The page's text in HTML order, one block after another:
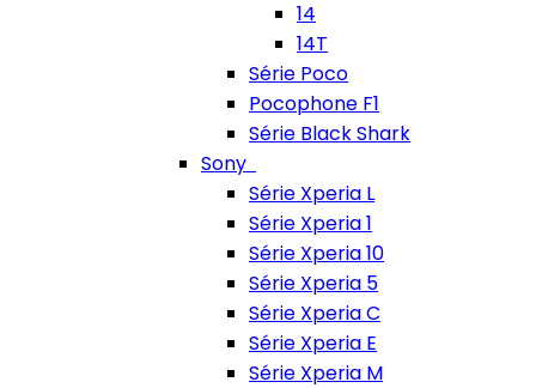
14
14T
Série Poco
Pocophone F1
Série Black Shark
Sony
Série Xperia L
Série Xperia 1
Série Xperia 10
Série Xperia 5
Série Xperia C
Série Xperia E
Série Xperia M